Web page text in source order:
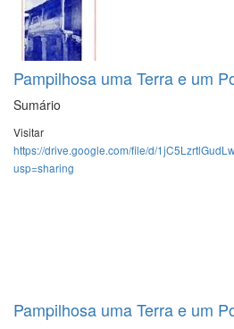
Pampilhosa uma Terra e um
Sumário
Visitar
https://drive.google.com/file/d/
usp=sharing
Pampilhosa uma Terra e um